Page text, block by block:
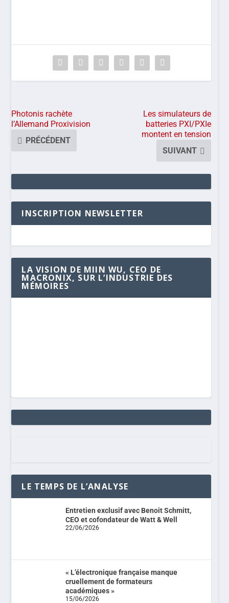
Photonis rachète
l’Allemand Proxivision
PRÉCÉDENT
Les simulateurs de
batteries PXI/PXIe
montent en tension
SUIVANT
INSCRIPTION NEWSLETTER
LA VISION DE MIIN WU, CEO DE
MACRONIX, SUR L’INDUSTRIE DES
MÉMOIRES
LE TEMPS DE L’ANALYSE
Entretien exclusif avec Benoit Schmitt,
CEO et cofondateur de Watt & Well
22/06/2026
« L’électronique française manque
cruellement de formateurs
académiques »
15/06/2026